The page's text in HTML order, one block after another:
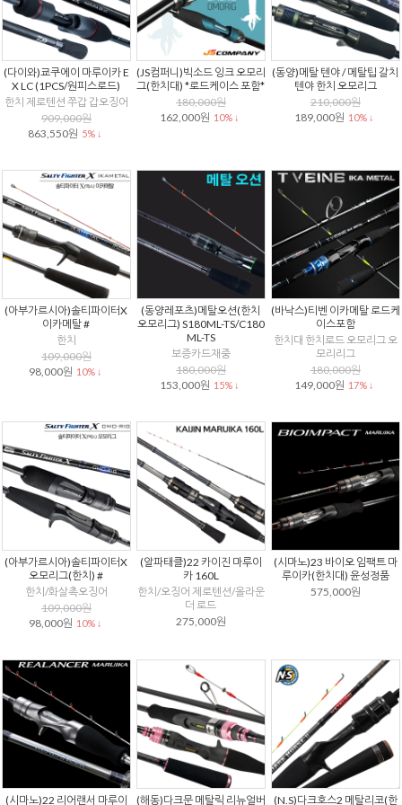
(다이와)쿄쿠에이 마루이카 E
X LC (1PCS/원피스로드)
한치 제로텐션 쭈갑 갑오징어
909,000원
863,550원 5% ↓
(JS컴퍼니)빅소드 잉크 오모리
그(한치대) *로드케이스 포함*
180,000원
162,000원 10% ↓
(동양)메탈 텐야 / 메탈팁 갈치
텐야 한치 오모리그
210,000원
189,000원 10% ↓
(아부가르시아)솔티파이터X
이카메탈 #
한치
109,000원
98,000원 10% ↓
(동양레포츠)메탈오션(한치
오모리그) S180ML-TS/C180
ML-TS
보증카드재중
180,000원
153,000원 15% ↓
(바낙스)티벤 이카메탈 로드케
이스포함
한치대 한치로드 오모리그 오
모리리그
180,000원
149,000원 17% ↓
(아부가르시아)솔티파이터X
오모리그(한치) #
한치/화살촉오징어
109,000원
98,000원 10% ↓
(알파태클)22 카이진 마루이
카 160L
한치/오징어 제로텐션/올라운
더 로드
275,000원
(시마노)23 바이오 임팩트 마
루이카(한치대) 윤성정품
575,000원
(시마노)22 리어랜서 마루이 (해동)다크문 메탈릭 리뉴얼버 (N.S)다크호스2 메탈리코(한